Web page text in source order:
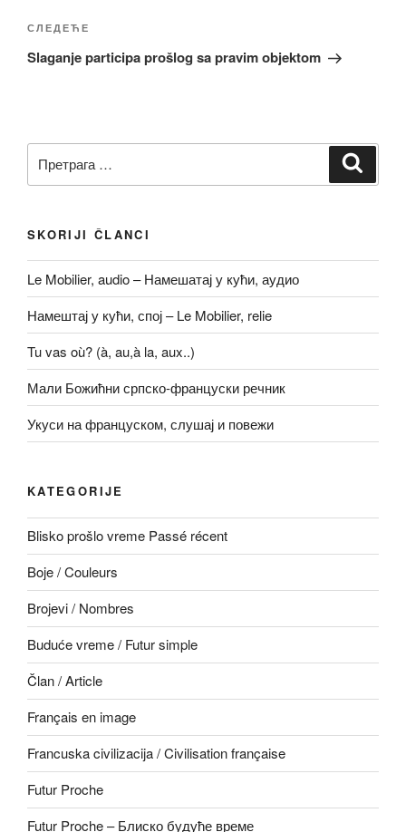
Следећи
чланак
СЛЕДЕЋЕ
Slaganje participa prošlog sa pravim objektom
за:
SKORIJI ČLANCI
Le Mobilier, audio – Намешатај у кући, аудио
Намештај у кући, спој – Le Mobilier, relie
Tu vas où? (à, au,à la, aux..)
Мали Божићни српско-француски речник
Укуси на француском, слушај и повежи
KATEGORIJE
Blisko prošlo vreme Passé récent
Boje / Couleurs
Brojevi / Nombres
Buduće vreme / Futur simple
Član / Article
Français en image
Francuska civilizacija / Civilisation française
Futur Proche
Futur Proche – Блиско будуће време